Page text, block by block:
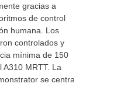
gracias a
de control
humana. Los
controlados y
mínima de 150
MRTT. La
se centra